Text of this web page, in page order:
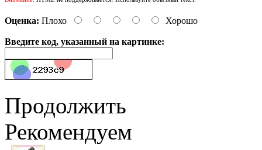
Оценка: Плохо Хорошо
Введите код, указанный на картинке:
Продолжить
Рекомендуем